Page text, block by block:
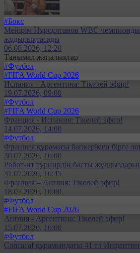
#Бокс
Мейірім Нұрсұлтанов WBC
жұдырықтасады
06.08.2026, 12:20
Танымал жаңалықтар
#Футбол
#FIFA World Cup 2026
Испания - Аргентина: Тікелей эфир!
19.07.2026, 09:00
#Футбол
#FIFA World Cup 2026
Франция - Испания: Тікелей эфир!
14.07.2026, 14:00
#Футбол
Франция құрамасы бапкерімен бірге
30.07.2026, 16:00
Робот-ит турнирдің басты
31.07.2026, 16:45
Франция – Англия: Тікелей эфир!
18.07.2026, 10:00
#Футбол
#FIFA World Cup 2026
Англия - Аргентина: Тікелей эфир!
15.07.2026, 16:00
#Футбол
Concacaf құрамындағы 41 ел